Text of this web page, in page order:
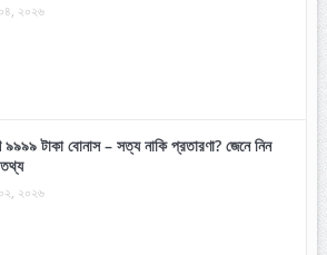
২০২৬
৯৯৯৯ টাকা বোনাস – সত্য নাকি প্রতারণা? জেনে নিন
২০২৬